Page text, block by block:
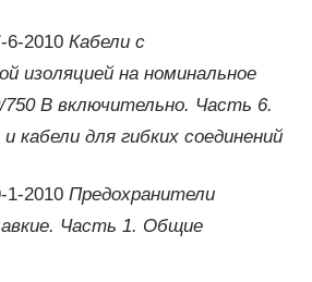
2010 Кабели с
изоляцией на номинальное
750 В включительно. Часть 6.
кабели для гибких соединений
2010 Предохранители
Часть 1. Общие